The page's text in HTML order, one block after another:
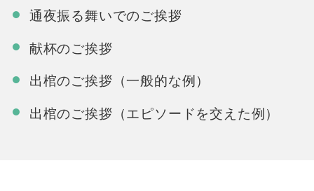
通夜振る舞いでのご挨拶
献杯のご挨拶
出棺のご挨拶（一般的な例）
出棺のご挨拶（エピソードを交えた例）